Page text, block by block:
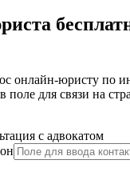
онлайн-юристу по
поле для связи на
с адвокатом